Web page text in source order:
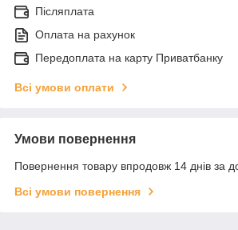
Післяплата
Оплата на рахунок
Передоплата на карту Приватбанку
Всі умови оплати
Умови повернення
Повернення товару впродовж 14 днів за
Всі умови повернення